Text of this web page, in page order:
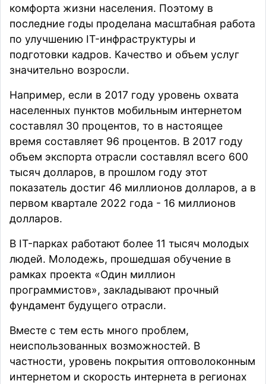
комфорта жизни населения. Поэтому в
последние годы проделана масштабная работа
по улучшению IT-инфраструктуры и
подготовки кадров. Качество и объем услуг
значительно возросли.
Например, если в 2017 году уровень охвата
населенных пунктов мобильным интернетом
составлял 30 процентов, то в настоящее
время составляет 96 процентов. В 2017 году
объем экспорта отрасли составлял всего 600
тысяч долларов, в прошлом году этот
показатель достиг 46 миллионов долларов, а в
первом квартале 2022 года - 16 миллионов
долларов.
В IT-парках работают более 11 тысяч молодых
людей. Молодежь, прошедшая обучение в
рамках проекта «Один миллион
программистов», закладывают прочный
фундамент будущего отрасли.
Вместе с тем есть много проблем,
неиспользованных возможностей. В
частности, уровень покрытия оптоволоконным
интернетом и скорость интернета в регионах